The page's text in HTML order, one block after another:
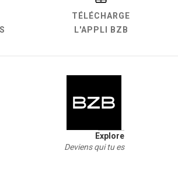
TÉLÉCHARGE
L'APPLI BZB
Explore
Deviens qui tu es